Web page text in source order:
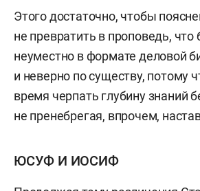
Этого достаточно, чтобы
не превратить в проповедь,
неуместно в формате деловой
и неверно по существу, потому
время черпать глубину знаний
не пренебрегая, впрочем,
ЮСУФ И ИОСИФ